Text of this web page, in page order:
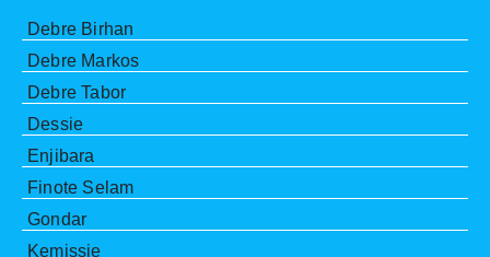
Debre Birhan
Debre Markos
Debre Tabor
Dessie
Enjibara
Finote Selam
Gondar
Kemissie